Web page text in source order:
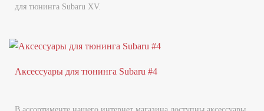
для тюнинга Subaru XV.
Аксессуары для тюнинга Subaru #4